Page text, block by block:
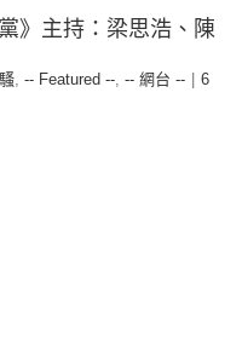
》主持：梁思浩、陳
, -- Featured --, -- 網台 --
6